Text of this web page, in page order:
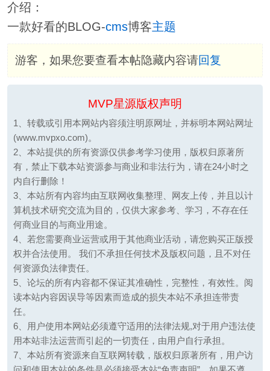
介绍：
一款好看的BLOG-cms博客主题
游客，如果您要查看本帖隐藏内容请回复
MVP星源版权声明
1、转载或引用本网站内容须注明原网址，并标明本网站网址
(www.mvpxo.com)。
2、本站提供的所有资源仅供参考学习使用，版权归原著所
有，禁止下载本站资源参与商业和非法行为，请在24小时之
内自行删除！
3、本站所有内容均由互联网收集整理、网友上传，并且以计
算机技术研究交流为目的，仅供大家参考、学习，不存在任
何商业目的与商业用途。
4、若您需要商业运营或用于其他商业活动，请您购买正版授
权并合法使用。 我们不承担任何技术及版权问题，且不对任
何资源负法律责任。
5、论坛的所有内容都不保证其准确性，完整性，有效性。阅
读本站内容因误导等因素而造成的损失本站不承担连带责
任。
6、用户使用本网站必须遵守适用的法律法规,对于用户违法使
用本站非法运营而引起的一切责任，由用户自行承担。
7、本站所有资源来自互联网转载，版权归原著所有，用户访